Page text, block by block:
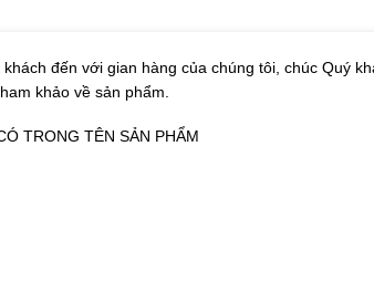
đến với gian hàng của chúng tôi, chúc Quý
khảo về sản phẩm.
TRONG TÊN SẢN PHẨM